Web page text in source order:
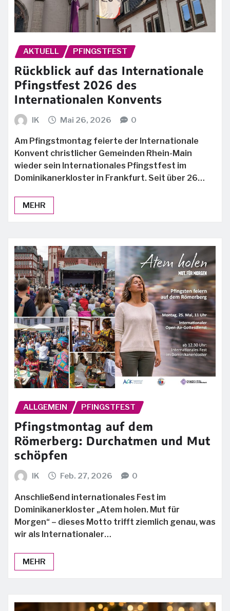
AKTUELL PFINGSTFEST
Rückblick auf das Internationale
Pfingstfest 2026 des
Internationalen Konvents
IK Mai 26, 2026 0
Am Pfingstmontag feierte der Internationale
Konvent christlicher Gemeinden Rhein-Main
wieder sein Internationales Pfingstfest im
Dominikanerkloster in Frankfurt. Seit über 26…
MEHR
ALLGEMEIN PFINGSTFEST
Pfingstmontag auf dem
Römerberg: Durchatmen und Mut
schöpfen
IK Feb. 27, 2026 0
Anschließend internationales Fest im
Dominikanerkloster „Atem holen. Mut für
Morgen“ – dieses Motto trifft ziemlich genau, was
wir als Internationaler…
MEHR